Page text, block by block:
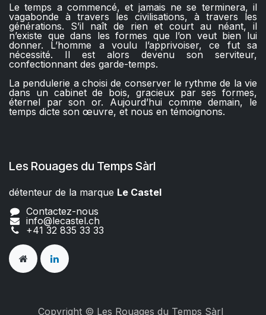
Le temps a commencé, et jamais ne se terminera, il
vagabonde à travers les civilisations, à travers les
générations. S’il naît de rien et court au néant, il
n’existe que dans les formes que l’on veut bien lui
donner. L’homme a voulu l’apprivoiser, ce fut sa
nécessité. Il est alors devenu son serviteur,
confectionnant des garde-temps.
La pendulerie a choisi de conserver le rythme de la vie
dans un cabinet de bois, gracieux par ses formes,
éternel par son or. Aujourd’hui comme demain, le
temps dicte son œuvre, et nous en témoignons.
Les Rouages du Temps Sàrl
détenteur de la marque Le Castel​​
Contactez-nous
info@lecastel.ch
+41 32 835 33 33
Copyright © Les Rouages du Temps Sàrl